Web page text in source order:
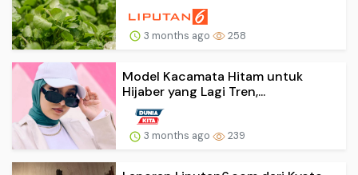
3 months ago 258
Model Kacamata Hitam untuk
Hijaber yang Lagi Tren,...
3 months ago 239